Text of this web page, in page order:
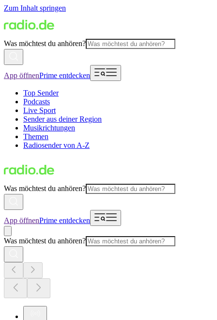
Zum Inhalt springen
Was möchtest du anhören?
App öffnenPrime entdecken
Top Sender
Podcasts
Live Sport
Sender aus deiner Region
Musikrichtungen
Themen
Radiosender von A-Z
Was möchtest du anhören?
App öffnenPrime entdecken
Was möchtest du anhören?